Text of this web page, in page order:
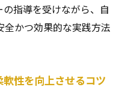
指導を受けながら、自
かつ効果的な実践方法
性を向上させるコツ